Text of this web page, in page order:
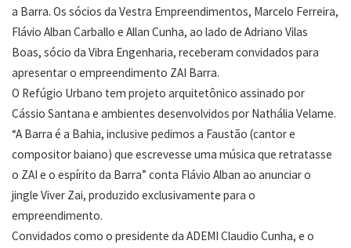
a Barra. Os sócios da Vestra Empreendimentos, Marcelo Ferreira,
Flávio Alban Carballo e Allan Cunha, ao lado de Adriano Vilas
Boas, sócio da Vibra Engenharia, receberam convidados para
apresentar o empreendimento ZAI Barra.
O Refúgio Urbano tem projeto arquitetônico assinado por
Cássio Santana e ambientes desenvolvidos por Nathália Velame.
“A Barra é a Bahia, inclusive pedimos a Faustão (cantor e
compositor baiano) que escrevesse uma música que retratasse
o ZAI e o espírito da Barra” conta Flávio Alban ao anunciar o
jingle Viver Zai, produzido exclusivamente para o
empreendimento.
Convidados como o presidente da ADEMI Claudio Cunha, e o